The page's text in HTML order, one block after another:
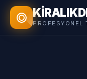
KİRALIK
PROFESYONEL